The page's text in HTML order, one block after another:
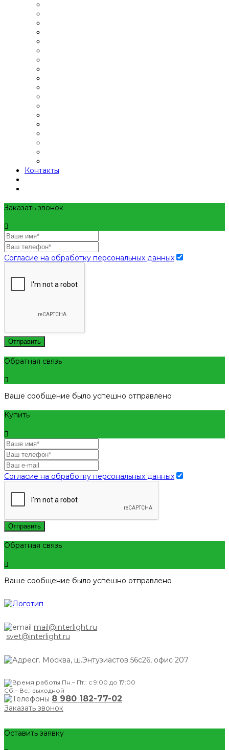
Контакты
Заказать звонок
Согласие на обработку персональных данных
Отправить
Обратная связь
Ваше сообщение было успешно отправлено
Купить
Согласие на обработку персональных данных
Отправить
Обратная связь
Ваше сообщение было успешно отправлено
mail@interlight.ru
svet@interlight.ru
г. Москва, ш.Энтузиастов 56с26, офис 207
Пн.– Пт.: с 9:00 до 17:00
Сб.– Вс.: выходной
8 980 182-77-02
Заказать звонок
Оставить заявку